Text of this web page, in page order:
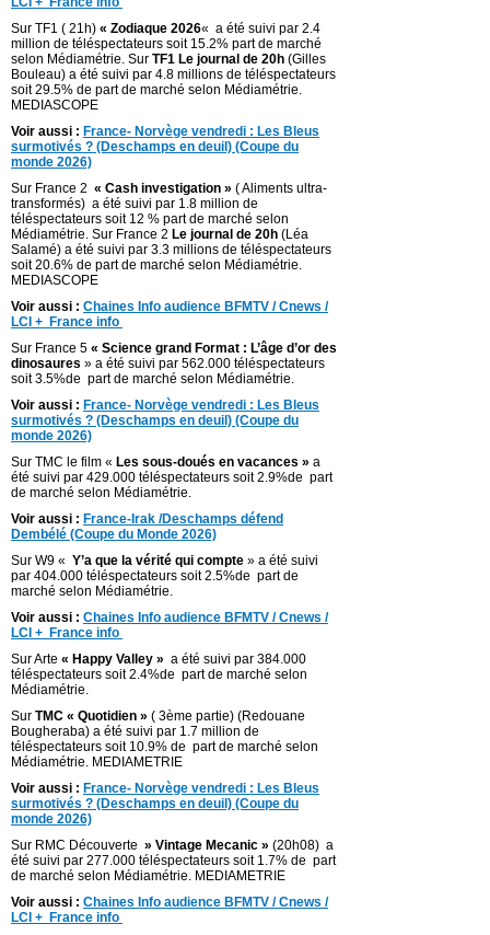
Sur TF1 ( 21h) « Zodiaque 2026« a été suivi par 2.4
million de téléspectateurs soit 15.2% part de marché
selon Médiamétrie. Sur TF1 Le journal de 20h (Gilles
Bouleau) a été suivi par 4.8 millions de téléspectateurs
soit 29.5% de part de marché selon Médiamétrie.
MEDIASCOPE
Voir aussi : France- Norvège vendredi : Les Bleus
surmotivés ? (Deschamps en deuil) (Coupe du
monde 2026)
Sur France 2 « Cash investigation » ( Aliments ultra-
transformés) a été suivi par 1.8 million de
téléspectateurs soit 12 % part de marché selon
Médiamétrie. Sur France 2 Le journal de 20h (Léa
Salamé) a été suivi par 3.3 millions de téléspectateurs
soit 20.6% de part de marché selon Médiamétrie.
MEDIASCOPE
Voir aussi : Chaines Info audience BFMTV / Cnews /
LCI + France info
Sur France 5 « Science grand Format : L’âge d’or des
dinosaures » a été suivi par 562.000 téléspectateurs
soit 3.5%de part de marché selon Médiamétrie.
Voir aussi : France- Norvège vendredi : Les Bleus
surmotivés ? (Deschamps en deuil) (Coupe du
monde 2026)
Sur TMC le film « Les sous-doués en vacances » a
été suivi par 429.000 téléspectateurs soit 2.9%de part
de marché selon Médiamétrie.
Voir aussi : France-Irak /Deschamps défend
Dembélé (Coupe du Monde 2026)
Sur W9 « Y’a que la vérité qui compte » a été suivi
par 404.000 téléspectateurs soit 2.5%de part de
marché selon Médiamétrie.
Voir aussi : Chaines Info audience BFMTV / Cnews /
LCI + France info
Sur Arte « Happy Valley » a été suivi par 384.000
téléspectateurs soit 2.4%de part de marché selon
Médiamétrie.
Sur TMC « Quotidien » ( 3ème partie) (Redouane
Bougheraba) a été suivi par 1.7 million de
téléspectateurs soit 10.9% de part de marché selon
Médiamétrie. MEDIAMETRIE
Voir aussi : France- Norvège vendredi : Les Bleus
surmotivés ? (Deschamps en deuil) (Coupe du
monde 2026)
Sur RMC Découverte » Vintage Mecanic » (20h08) a
été suivi par 277.000 téléspectateurs soit 1.7% de part
de marché selon Médiamétrie. MEDIAMETRIE
Voir aussi : Chaines Info audience BFMTV / Cnews /
LCI + France info